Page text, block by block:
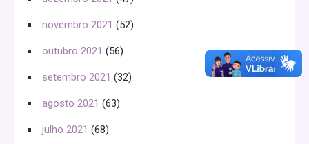
novembro 2021 (52)
outubro 2021 (56)
setembro 2021 (32)
agosto 2021 (63)
julho 2021 (68)